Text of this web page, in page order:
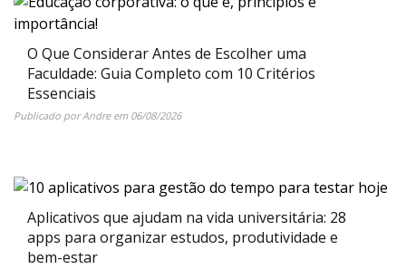
O Que Considerar Antes de Escolher uma
Faculdade: Guia Completo com 10 Critérios
Essenciais
Publicado porAndreem 06/08/2026
Aplicativos que ajudam na vida universitária: 28
apps para organizar estudos, produtividade e
bem-estar